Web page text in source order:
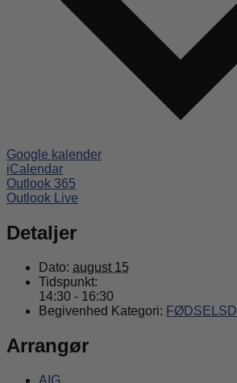
Google kalender
iCalendar
Outlook 365
Outlook Live
Detaljer
Dato: august 15
Tidspunkt:
14:30 - 16:30
Begivenhed Kategori:
Arrangør
AIG